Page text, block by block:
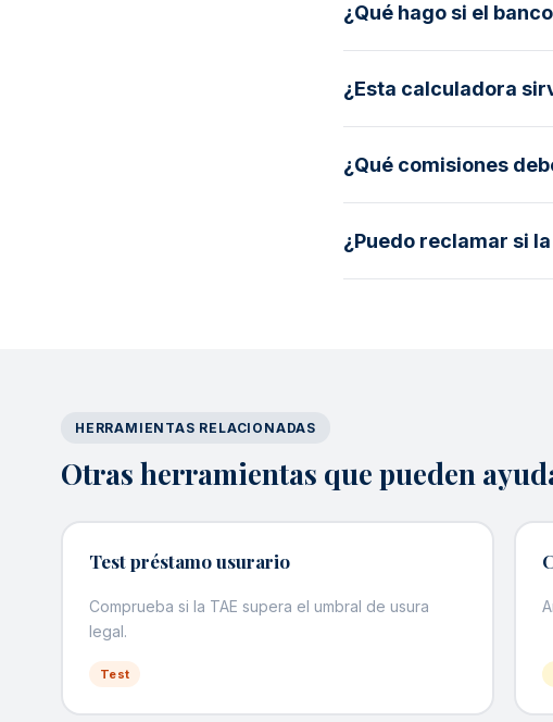
¿Qué hago si el
¿Esta calculadora
¿Qué comisiones
¿Puedo reclamar si
HERRAMIENTAS RELACIONADAS
Otras herramientas que pueden
Test préstamo usurario
Comprueba si la TAE supera el umbral de usura
legal.
Test